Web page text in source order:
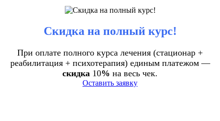
Скидка на полный курс!
При оплате полного курса лечения (стационар +
реабилитация + психотерапия) единым платежом —
скидка 10% на весь чек.
Оставить заявку